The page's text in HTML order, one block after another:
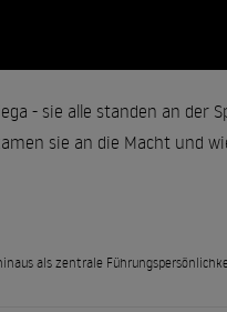
- sie alle standen an der
sie an die Macht und
als zentrale